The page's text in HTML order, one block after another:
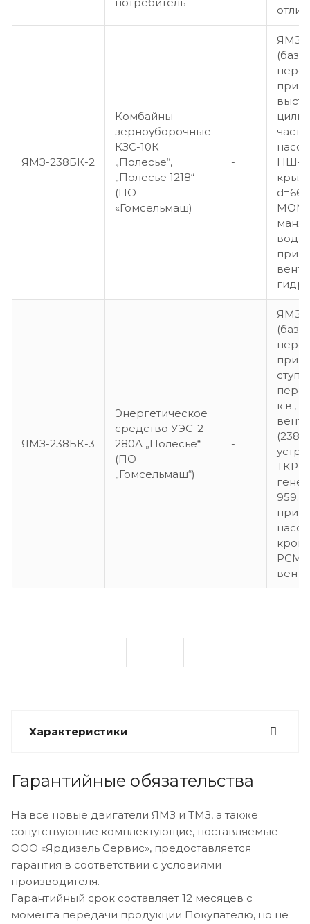
ЯМЗ-238БК-2
Комбайны
зерноуборочные
КЗС-10К
„Полесье“,
„Полесье 1218“
(ПО
«Гомсельмаш)
-
ЯМЗ-
НШ-
МОМ,
ЯМЗ-238БК-3
Энергетическое
средство УЭС-2-
280А „Полесье“
(ПО
„Гомсельмаш“)
-
ЯМЗ-
к.в.,
ТКР
РСМ,
Характеристики
Гарантийные обязательства
На все новые двигатели ЯМЗ и ТМЗ, а также
сопутствующие комплектующие, поставляемые
ООО «Ярдизель Сервис», предоставляется
гарантия в соответствии с условиями
производителя.
Гарантийный срок составляет 12 месяцев с
момента передачи продукции Покупателю, но не